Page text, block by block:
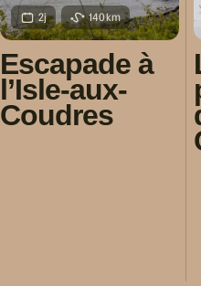
2j 140km
Escapade à
l’Isle-aux-
Coudres